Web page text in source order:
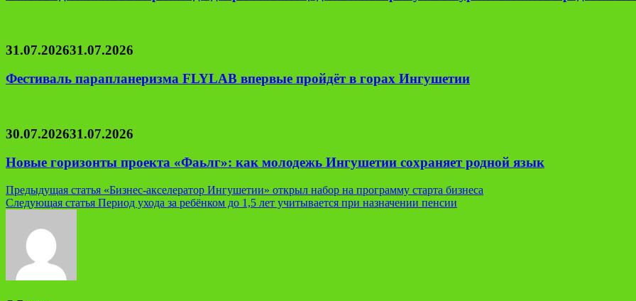
31.07.202631.07.2026
Фестиваль парапланеризма FLYLAB впервые пройдёт в горах Ингушетии
30.07.202631.07.2026
Новые горизонты проекта «Фаьлг»: как молодежь Ингушетии сохраняет родной язык
Навигация
по
записям
Предыдущая статья «Бизнес-акселератор Ингушетии» открыл набор на программу старта бизнеса
Следующая статья Период ухода за ребёнком до 1,5 лет учитывается при назначении пенсии